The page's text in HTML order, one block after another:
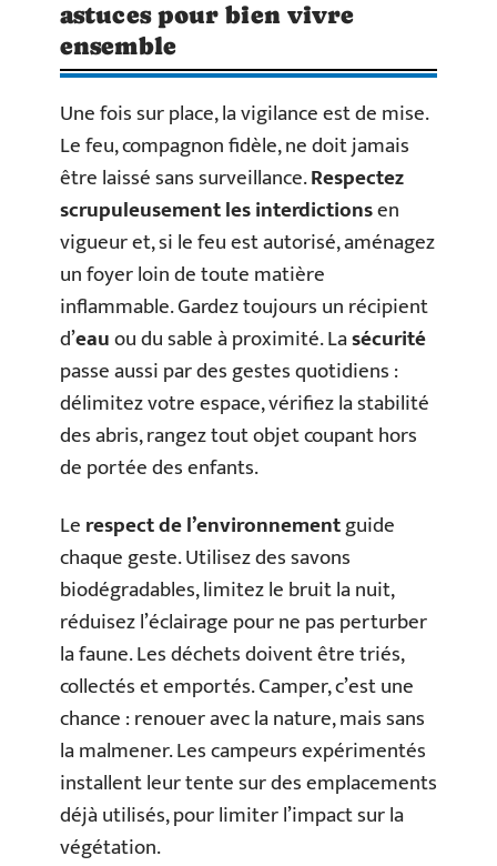
astuces pour bien vivre
ensemble
Une fois sur place, la vigilance est de mise.
Le feu, compagnon fidèle, ne doit jamais
être laissé sans surveillance.Respectez
scrupuleusement les interdictionsen
vigueur et, si le feu est autorisé, aménagez
un foyer loin de toute matière
inflammable. Gardez toujours un récipient
d’eauou du sable à proximité. Lasécurité
passe aussi par des gestes quotidiens :
délimitez votre espace, vérifiez la stabilité
des abris, rangez tout objet coupant hors
de portée des enfants.
Lerespect de l’environnementguide
chaque geste. Utilisez des savons
biodégradables, limitez le bruit la nuit,
réduisez l’éclairage pour ne pas perturber
la faune. Les déchets doivent être triés,
collectés et emportés. Camper, c’est une
chance : renouer avec la nature, mais sans
la malmener. Les campeurs expérimentés
installent leur tente sur des emplacements
déjà utilisés, pour limiter l’impact sur la
végétation.